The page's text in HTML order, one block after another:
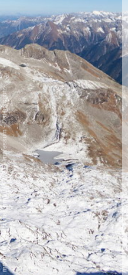
mp moving-pictures gmbh © 2021
/
Impressum
-
Datenschutz